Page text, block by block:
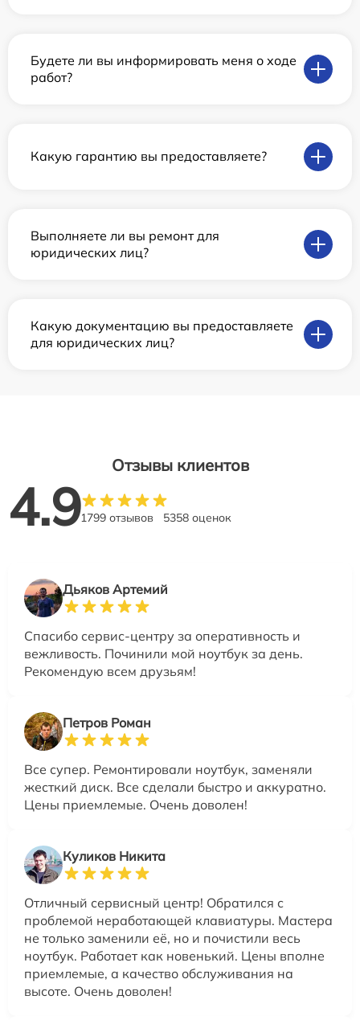
Будете ли вы информировать меня о ходе
работ?
Какую гарантию вы предоставляете?
Выполняете ли вы ремонт для
юридических лиц?
Какую документацию вы предоставляете
для юридических лиц?
Отзывы клиентов
4.91799 отзывов 5358 оценок
Дьяков Артемий
Спасибо сервис-центру за оперативность и
вежливость. Починили мой ноутбук за день.
Рекомендую всем друзьям!
Петров Роман
Все супер. Ремонтировали ноутбук, заменяли
жесткий диск. Все сделали быстро и аккуратно.
Цены приемлемые. Очень доволен!
Куликов Никита
Отличный сервисный центр! Обратился с
проблемой неработающей клавиатуры. Мастера
не только заменили её, но и почистили весь
ноутбук. Работает как новенький. Цены вполне
приемлемые, а качество обслуживания на
высоте. Очень доволен!